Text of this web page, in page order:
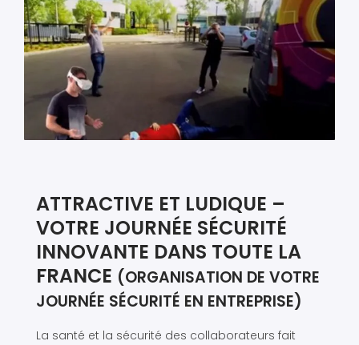
ATTRACTIVE ET LUDIQUE –
VOTRE JOURNÉE SÉCURITÉ
INNOVANTE DANS TOUTE LA
FRANCE (ORGANISATION DE VOTRE
JOURNÉE SÉCURITÉ EN ENTREPRISE)
La santé et la sécurité des collaborateurs fait